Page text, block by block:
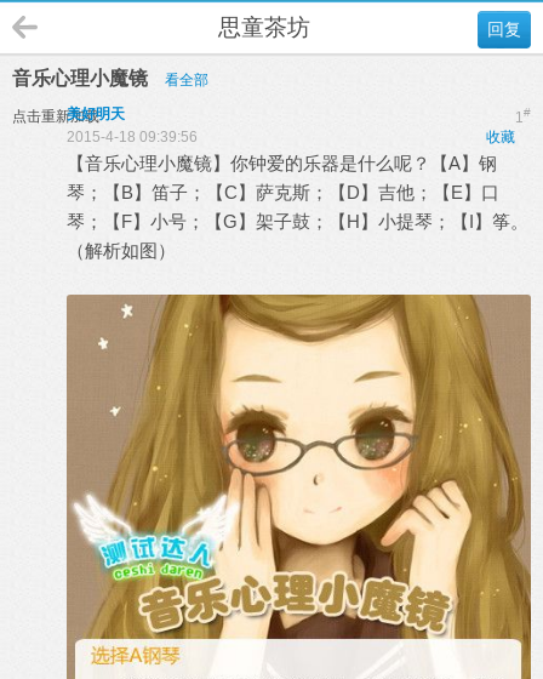
回复
思童茶坊
音乐心理小魔镜 看全部
点击重新加载 1#
美好明天
收藏
2015-4-18 09:39:56
【音乐心理小魔镜】你钟爱的乐器是什么呢？【A】钢
琴；【B】笛子；【C】萨克斯；【D】吉他；【E】口
琴；【F】小号；【G】架子鼓；【H】小提琴；【I】筝。
（解析如图）